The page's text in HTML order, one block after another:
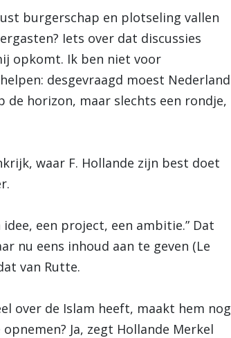
burgerschap en plotseling vallen
Iets over dat discussies
opkomt. Ik ben niet voor
desgevraagd moest Nederland
de horizon, maar slechts een rondje,
waar F. Hollande zijn best doet
een project, een ambitie.” Dat
nu eens inhoud aan te geven (Le
van Rutte.
over de Islam heeft, maakt hem nog
Ja, zegt Hollande Merkel